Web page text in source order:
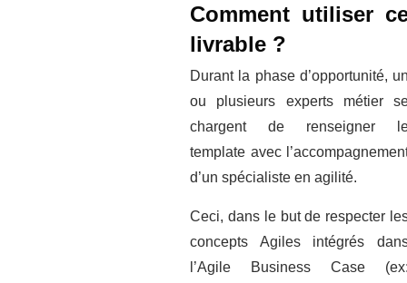
Comment utiliser
livrable ?
Durant la phase d’opportunité,
ou plusieurs experts métier
chargent de renseigner
template avec
d’un spécialiste en agilité.
Ceci, dans le but de respecter
concepts Agiles intégrés
l’Agile Business Case